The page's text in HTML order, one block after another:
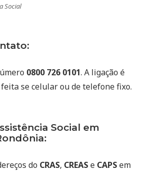
Social
0800 726 0101. A ligação é
se celular ou de telefone fixo.
Social em
do CRAS, CREASe CAPSem